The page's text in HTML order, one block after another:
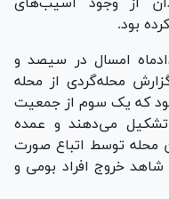
بود.
شورای شهر تهران ۱۱ خردادماه امسال در سیصد و
محله‌گردی از محله
۲، اعلام کرده بود که یک سوم از جمعیت
تشکیل می‌دهند و عمده
محله توسط اتباع صورت
شاهد خروج افراد بومی و